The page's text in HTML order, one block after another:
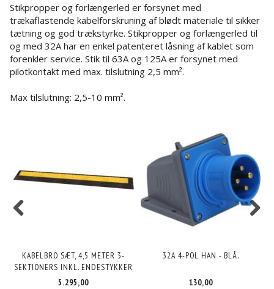
Stikpropper og forlængerled er forsynet med
trækaflastende kabelforskruning af blødt materiale til sikker
tætning og god trækstyrke. Stikpropper og forlængerled til
og med 32A har en enkel patenteret låsning af kablet som
forenkler service. Stik til 63A og 125A er forsynet med
pilotkontakt med max. tilslutning 2,5 mm².
Max tilslutning: 2,5-10 mm².
KABELBRO SÆT, 4,5 METER 3-
SEKTIONERS INKL. ENDESTYKKER
5.295,00
32A 4-POL HAN - BLÅ.
130,00